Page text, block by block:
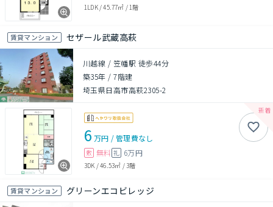
1LDK/45.77㎡ / 1階
賃貸マンション セザール武蔵高萩
川越線 / 笠幡駅 徒歩44分
築35年 /7階建
埼玉県日高市高萩2305-2
6 万円 /管理費なし
敷 無料 礼 6万円
3DK /46.53㎡ /3階
賃貸マンション グリーンエコビレッジ